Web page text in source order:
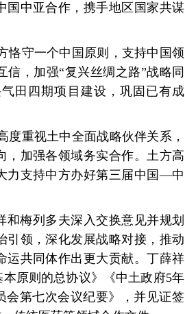
国中亚合作，携手地区国家共谋
恪守一个中国原则，支持中国领
，加强“复兴丝绸之路”战略同
田四期项目建设，巩固已有成
度重视土中全面战略伙伴关系，
，加强各领域务实合作。土方高
力支持中方办好第三届中国—中
梅列多夫深入交换意见并规划
引领，深化发展战略对接，推动
运共同体作出更大贡献。丁薛祥
原则的总协议》《中土政府5年
会第七次会议纪要》，并见证签